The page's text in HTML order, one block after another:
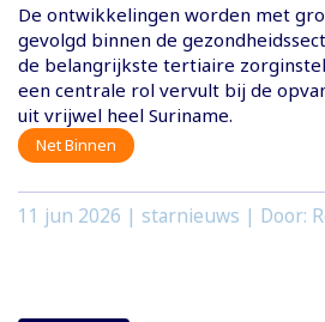
De ontwikkelingen worden met
gevolgd binnen de
de belangrijkste tertiaire
een centrale rol vervult bij de
uit vrijwel heel Suriname.
Net Binnen
11 jun 2026 | starnieuws | Door: